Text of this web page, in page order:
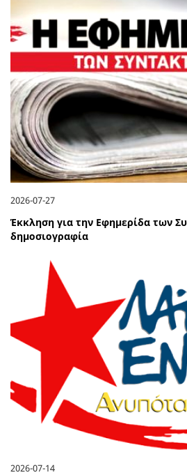
2026-07-27
Έκκληση για την Εφημερίδα των
δημοσιογραφία
2026-07-14